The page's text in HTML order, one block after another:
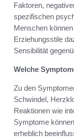
Faktoren,
spezifischen
Menschen
Erziehungsstile
Sensibilität
Welche
Zu den
Schwindel,
Reaktionen wie
Symptome
erheblich